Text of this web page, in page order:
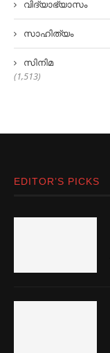
വിദ്യാഭ്യാസം
സാഹിത്യം
സിനിമ
(1,513)
EDITOR’S PICKS